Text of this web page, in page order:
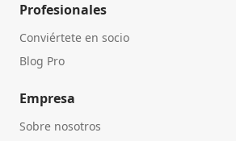
Profesionales
Conviértete en socio
Blog Pro
Empresa
Sobre nosotros